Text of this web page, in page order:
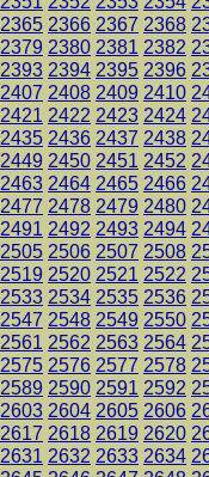
2365 2366 2367 2368
2379 2380 2381 2382
2393 2394 2395 2396
2407 2408 2409 2410
2421 2422 2423 2424
2435 2436 2437 2438
2449 2450 2451 2452
2463 2464 2465 2466
2477 2478 2479 2480
2491 2492 2493 2494
2505 2506 2507 2508
2519 2520 2521 2522
2533 2534 2535 2536
2547 2548 2549 2550
2561 2562 2563 2564
2575 2576 2577 2578
2589 2590 2591 2592
2603 2604 2605 2606
2617 2618 2619 2620
2631 2632 2633 2634